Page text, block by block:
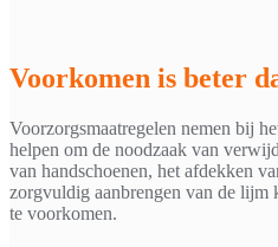
Voorkomen is beter
Voorzorgsmaatregelen nemen bij
helpen om de noodzaak van
van handschoenen, het afdekken
zorgvuldig aanbrengen van de lijm
te voorkomen.